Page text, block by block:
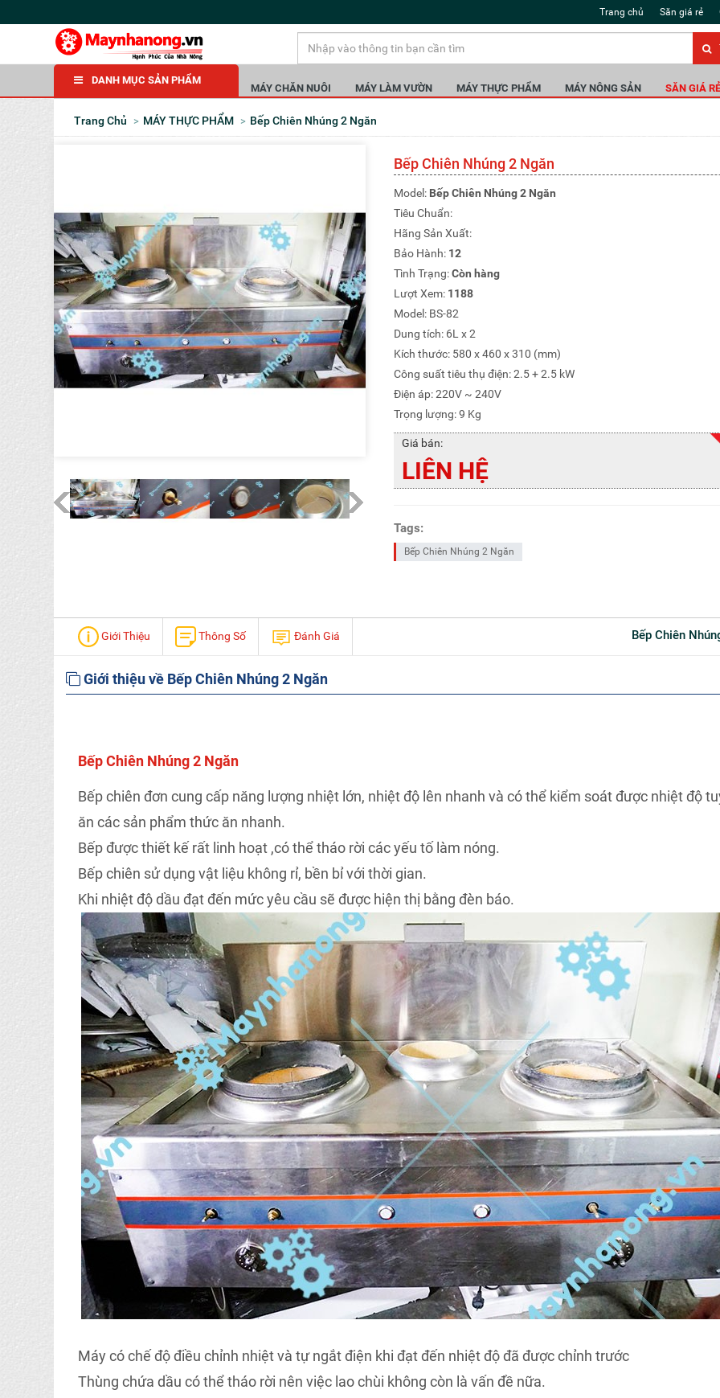
Trang chủ Săn giá rẻ
DANH MỤC SẢN PHẨM
MÁY CHĂN NUÔI MÁY LÀM VƯỜN MÁY THỰC PHẨM MÁY NÔNG SẢN SĂN GIÁ RẺ
Trang Chủ MÁY THỰC PHẨM Bếp Chiên Nhúng 2 Ngăn
Bếp Chiên Nhúng 2 Ngăn
Model: Bếp Chiên Nhúng 2 Ngăn
Tiêu Chuẩn:
Hãng Sản Xuất:
Bảo Hành: 12
Tình Trạng:Còn hàng
Lượt Xem: 1188
Model: BS-82
Dung tích: 6L x 2
Kích thước: 580 x 460 x 310 (mm)
Công suất tiêu thụ điện: 2.5 + 2.5 kW
Điện áp: 220V ~ 240V
Trọng lượng: 9 Kg
Giá bán:
LIÊN HỆ
Tags:
Bếp Chiên Nhúng 2 Ngăn
Giới Thiệu Thông Số Đánh Giá Bếp Chiên
Giới thiệu về Bếp Chiên Nhúng 2 Ngăn
Bếp Chiên Nhúng 2 Ngăn
Bếp chiên đơn cung cấp năng lượng nhiệt lớn, nhiệt độ lên nhanh và có thể kiểm soát được nhiệt độ
ăn các sản phẩm thức ăn nhanh.
Bếp được thiết kế rất linh hoạt ,có thể tháo rời các yếu tố làm nóng.
Bếp chiên sử dụng vật liệu không rỉ, bền bỉ với thời gian.
Khi nhiệt độ dầu đạt đến mức yêu cầu sẽ được hiện thị bằng đèn báo.
Máy có chế độ điều chỉnh nhiệt và tự ngắt điện khi đạt đến nhiệt độ đã được chỉnh trước
Thùng chứa dầu có thể tháo rời nên việc lao chùi không còn là vấn đề nữa.